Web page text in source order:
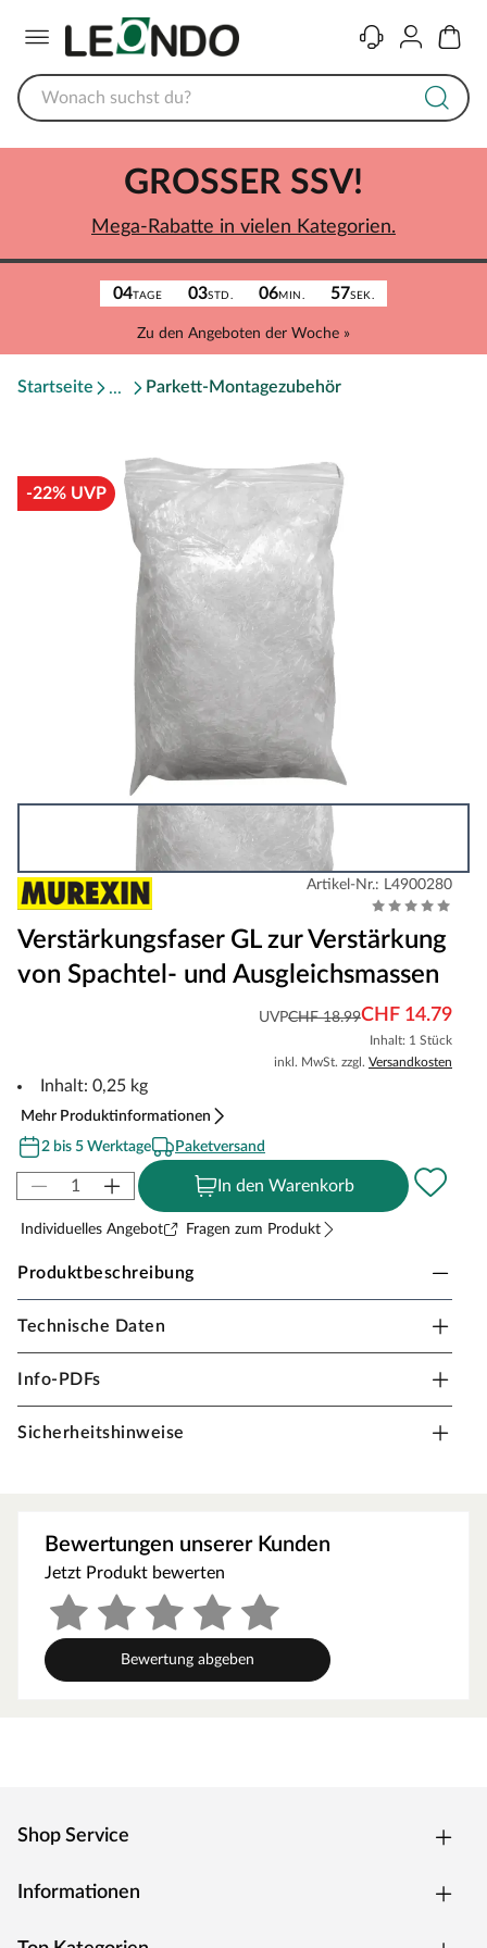
KontaktKonto
04TAGE 03STD. 06MIN. 57SEK.
Zu den Angeboten der Woche »
GROSSER SSV!
Mega-Rabatte in vielen Kategorien.
Startseite Parkett-Montagezubehör
-22% UVP
Artikel-Nr.: L4900280
Verstärkungsfaser GL zur Verstärkung
von Spachtel- und Ausgleichsmassen
UVPCHF 18.99CHF 14.79
Inhalt: 1 Stück
inkl. MwSt. zzgl. Versandkosten
Inhalt: 0,25 kg
Mehr Produktinformationen
2 bis 5 Werktage
Paketversand
In den Warenkorb
Individuelles Angebot Fragen zum Produkt
Produktbeschreibung
Murexin Verstärkungsfaser
Spanplatten und Trockenestrichen sowie bei Übergängen
dient der Schlagfestigkeit
alkaliresistente Faser
Technische Daten
Info-PDFs
Sicherheitshinweise
Bewertungen unserer Kunden
Jetzt Produkt bewerten
Bewertung abgeben
Shop Service
Informationen